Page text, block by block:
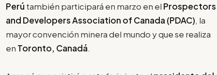
Perú también participará en marzo en el Prospectors
and Developers Association of Canada (PDAC), la
mayor convención minera del mundo y que se realiza
en Toronto, Canadá.